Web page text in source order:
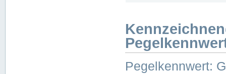
Pegelkennwert: